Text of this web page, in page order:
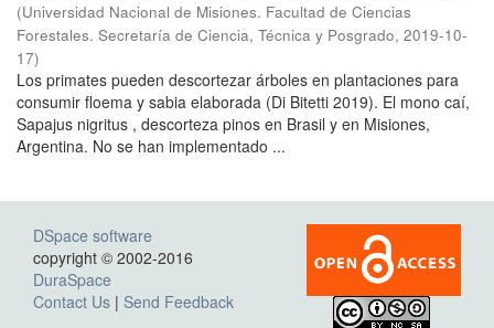
(Universidad Nacional de Misiones. Facultad de Ciencias
Forestales. Secretaría de Ciencia, Técnica y Posgrado, 2019-10-
17)
Los primates pueden descortezar árboles en plantaciones para
consumir floema y sabia elaborada (Di Bitetti 2019). El mono caí,
Sapajus nigritus , descorteza pinos en Brasil y en Misiones,
Argentina. No se han implementado ...
DSpace software
copyright © 2002-2016
DuraSpace
Contact Us | Send Feedback